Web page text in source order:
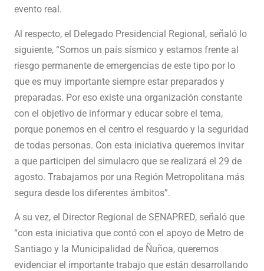
evento real.
Al respecto, el Delegado Presidencial Regional, señaló lo
siguiente, “Somos un país sísmico y estamos frente al
riesgo permanente de emergencias de este tipo por lo
que es muy importante siempre estar preparados y
preparadas. Por eso existe una organización constante
con el objetivo de informar y educar sobre el tema,
porque ponemos en el centro el resguardo y la seguridad
de todas personas. Con esta iniciativa queremos invitar
a que participen del simulacro que se realizará el 29 de
agosto. Trabajamos por una Región Metropolitana más
segura desde los diferentes ámbitos”.
A su vez, el Director Regional de SENAPRED, señaló que
“con esta iniciativa que contó con el apoyo de Metro de
Santiago y la Municipalidad de Ñuñoa, queremos
evidenciar el importante trabajo que están desarrollando